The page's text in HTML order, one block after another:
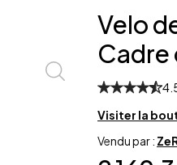
Zoom image
Velo
Cadre
Visiter la
Vendu par :